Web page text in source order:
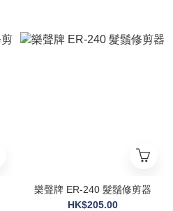
樂聲牌 ER-240 髮鬚修剪器
HK$205.00